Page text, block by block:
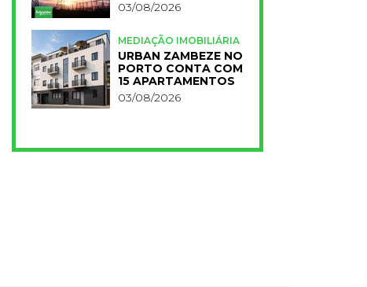
PRIMEIROS
RESULTADOS DO
03/08/2026
MEDIAÇÃO IMOBILIÁRIA
URBAN ZAMBEZE NO
PORTO CONTA COM
15 APARTAMENTOS
03/08/2026